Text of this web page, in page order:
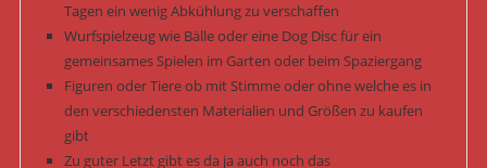
Tagen ein wenig Abkühlung zu verschaffen
Wurfspielzeug wie Bälle oder eine Dog Disc für ein
gemeinsames Spielen im Garten oder beim Spaziergang
Figuren oder Tiere ob mit Stimme oder ohne welche es in
den verschiedensten Materialien und Größen zu kaufen
gibt
Zu guter Letzt gibt es da ja auch noch das